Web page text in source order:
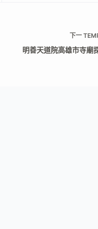
下一
明善天道院高雄市寺廟